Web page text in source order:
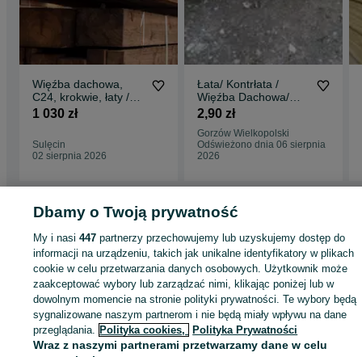
Więźba dachowa,
C24, krokwie, łaty /
Transport, SZYBKA
1 030 zł
Sulęcin
02 sierpnia 2026
Łata/ Kontrłata /
Więźba Dachowa/
Deska / Tartak /
Suszenie
2,90 zł
Gorzów Wielkopolski
Odświeżono dnia 06 sierpnia
2026
- Lubuskie
Więźby i podbitki - Sulęcin
KATEGORIA
ID:949402631 Wyświetlenia:
Dbamy o Twoją prywatność
My i nasi447 partnerzy przechowujemy lub uzyskujemy dostęp do
informacji na urządzeniu, takich jak unikalne identyfikatory w plikach
cookie w celu przetwarzania danych osobowych. Użytkownik może
zaakceptować wybory lub zarządzać nimi, klikając poniżej lub w
dowolnym momencie na stronie polityki prywatności. Te wybory będą
sygnalizowane naszym partnerom i nie będą miały wpływu na dane
przeglądania. Polityka cookies, Polityka Prywatności
Wraz z naszymi partnerami przetwarzamy dane w celu